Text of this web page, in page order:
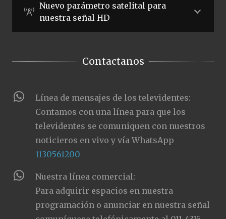
Nuevo parámetro satelital para
nuestra señal HD
Contactanos
Línea de mensajes de los televidentes:
Contamos con una línea para que los
televidentes se comuniquen con nuestros
noticieros en vivo y vía WhatsApp
1130561200
Nuestra línea comercial:
Para adquirir espacios en nuestra
programación o anunciar en nuestra señal